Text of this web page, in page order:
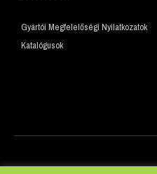
Gyártói Megfelelőségi Nyilatkozatok
Katalógusok